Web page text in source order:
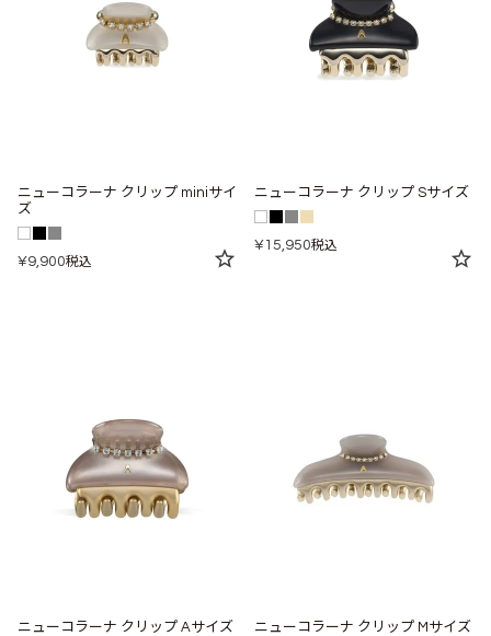
ニューコラーナ クリップ miniサイ
ズ
¥9,900税込
ニューコラーナ クリップ Sサイズ
¥15,950税込
ニューコラーナ クリップ Aサイズ ニューコラーナ クリップ Mサイズ